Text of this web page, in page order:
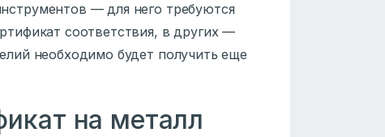
— для него требуются
соответствия, в других —
необходимо будет получить еще
на металл